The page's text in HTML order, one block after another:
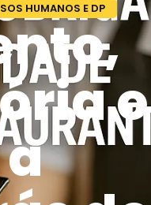
HUMANOS E DP
e